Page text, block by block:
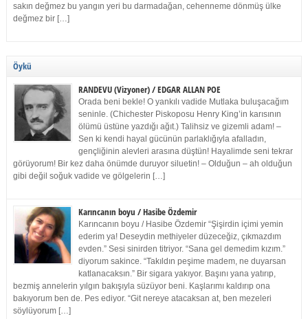
sakın değmez bu yangın yeri bu darmadağan, cehenneme dönmüş ülke
değmez bir […]
Öykü
RANDEVU (Vizyoner) / EDGAR ALLAN POE
Orada beni bekle! O yankılı vadide Mutlaka buluşacağım
seninle. (Chichester Piskoposu Henry King’in karısının
ölümü üstüne yazdığı ağıt.) Talihsiz ve gizemli adam! –
Sen ki kendi hayal gücünün parlaklığıyla afalladın,
gençliğinin alevleri arasına düştün! Hayalimde seni tekrar
görüyorum! Bir kez daha önümde duruyor siluetin! – Olduğun – ah olduğun
gibi değil soğuk vadide ve gölgelerin […]
Karıncanın boyu / Hasibe Özdemir
Karıncanın boyu / Hasibe Özdemir “Şişirdin içimi yemin
ederim ya! Deseydin methiyeler düzeceğiz, çıkmazdım
evden.” Sesi sinirden titriyor. “Sana gel demedim kızım.”
diyorum sakince. “Takıldın peşime madem, ne duyarsan
katlanacaksın.” Bir sigara yakıyor. Başını yana yatırıp,
bezmiş annelerin yılgın bakışıyla süzüyor beni. Kaşlarımı kaldırıp ona
bakıyorum ben de. Pes ediyor. “Git nereye atacaksan at, ben mezeleri
söylüyorum […]